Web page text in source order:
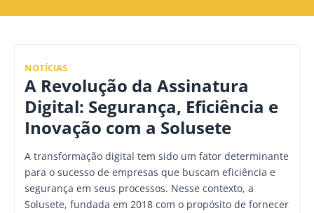
NOTÍCIAS
A Revolução da Assinatura
Digital: Segurança, Eficiência e
Inovação com a Solusete
A transformação digital tem sido um fator determinante
para o sucesso de empresas que buscam eficiência e
segurança em seus processos. Nesse contexto, a
Solusete, fundada em 2018 com o propósito de fornecer